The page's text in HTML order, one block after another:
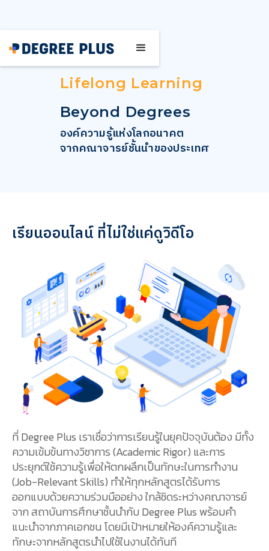
Lifelong Learning
Beyond Degrees
องค์ความรู้แห่งโลกอนาคต
จากคณาจารย์ชั้นนำของประเทศ
เรียนออนไลน์ ที่ไม่ใช่แค่ดูวิดีโอ
ที่ Degree Plus เราเชื่อว่าการเรียนรู้ในยุคปัจจุบันต้อง มีทั้ง
ความเข้มข้นทางวิชาการ (Academic Rigor) และการ
ประยุกต์ใช้ความรู้เพื่อให้ตกผลึกเป็นทักษะในการทำงาน
(Job-Relevant Skills) ทำให้ทุกหลักสูตรได้รับการ
ออกแบบด้วยความร่วมมืออย่าง ใกล้ชิดระหว่างคณาจารย์
จาก สถาบันการศึกษาชั้นนำกับ Degree Plus พร้อมคำ
แนะนำจากภาคเอกชน โดยมีเป้าหมายให้องค์ความรู้และ
ทักษะจากหลักสูตรนำไปใช้ในงานได้ทันที